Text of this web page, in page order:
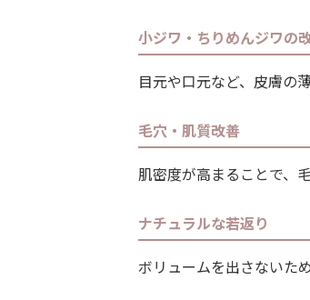
小ジワ・ちりめんジワの
目元や口元など、皮膚の
毛穴・肌質改善
肌密度が高まることで、
ナチュラルな若返り
ボリュームを出さないた